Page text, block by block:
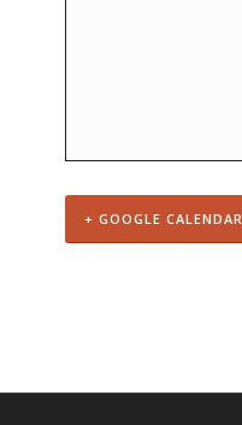
+ GOOGLE CALENDAR